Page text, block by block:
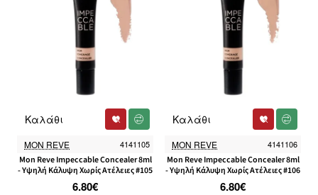
MON REVE 4141105
Mon Reve Impeccable Concealer 8ml
- Υψηλή Κάλυψη Χωρίς Ατέλειες #105
6.80€
Καλάθι
MON REVE 4141106
Mon Reve Impeccable Concealer 8ml
- Υψηλή Κάλυψη Χωρίς Ατέλειες #106
6.80€
Καλάθι